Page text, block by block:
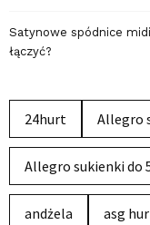
Satynowe spódnice
łączyć?
24hurt Allegro
Allegro sukienki do
andżela asg